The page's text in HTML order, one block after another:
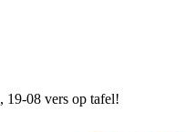
, 19-08 vers op tafel!